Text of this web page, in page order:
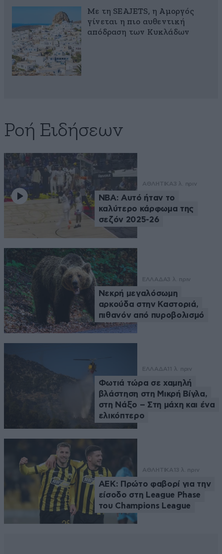
Με τη SEAJETS, η Αμοργός
γίνεται η πιο αυθεντική
απόδραση των Κυκλάδων
Ροή Ειδήσεων
ΑΘΛΗΤΙΚΑ3 λ. πριν
NBA: Αυτό ήταν το
καλύτερο κάρφωμα της
σεζόν 2025-26
ΕΛΛΑΔΑ3 λ. πριν
Νεκρή μεγαλόσωμη
αρκούδα στην Καστοριά,
πιθανόν από πυροβολισμό
ΕΛΛΑΔΑ 11 λ. πριν
Φωτιά τώρα σε χαμηλή
βλάστηση στη Μικρή Βίγλα,
στη Νάξο – Στη μάχη και ένα
ελικόπτερο
ΑΘΛΗΤΙΚΑ 13 λ. πριν
ΑΕΚ: Πρώτο φαβορί για την
είσοδο στη League Phase
του Champions League